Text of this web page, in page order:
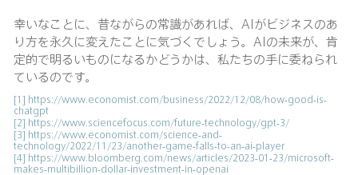
幸いなことに、昔ながらの常識があれば、AIがビジネスのあ
り方を永久に変えたことに気づくでしょう。AIの未来が、肯
定的で明るいものになるかどうかは、私たちの手に委ねられ
ているのです。
[1] https://www.economist.com/business/2022/12/08/how-good-is-
chatgpt
[2] https://www.sciencefocus.com/future-technology/gpt-3/
[3] https://www.economist.com/science-and-
technology/2022/11/23/another-game-falls-to-an-ai-player
[4] https://www.bloomberg.com/news/articles/2023-01-23/microsoft-
makes-multibillion-dollar-investment-in-openai